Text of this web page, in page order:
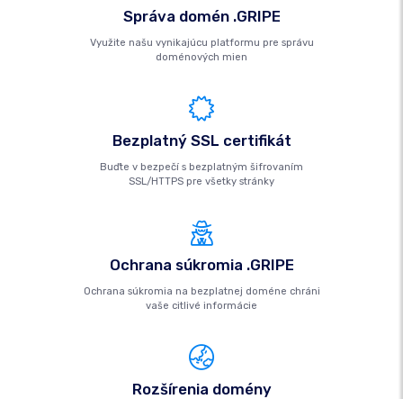
Správa domén .GRIPE
Využite našu vynikajúcu platformu pre správu
doménových mien
Bezplatný SSL certifikát
Buďte v bezpečí s bezplatným šifrovaním
SSL/HTTPS pre všetky stránky
Ochrana súkromia .GRIPE
Ochrana súkromia na bezplatnej doméne chráni
vaše citlivé informácie
Rozšírenia domény